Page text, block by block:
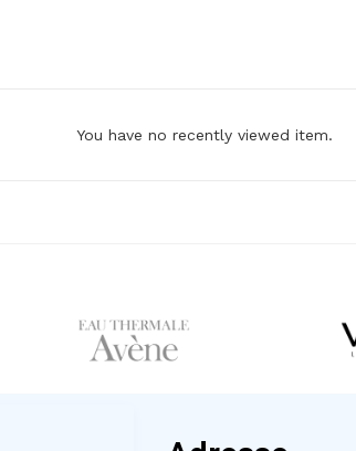
You have no recently viewed item.